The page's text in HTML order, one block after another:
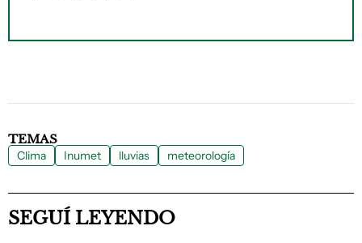
TEMAS
Clima Inumet lluvias meteorología
SEGUÍ LEYENDO